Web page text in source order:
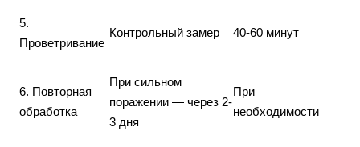
5.
Проветривание
Контрольный замер 40-60 минут
6. Повторная
обработка
При сильном
поражении — через 2-
3 дня
При
необходимости